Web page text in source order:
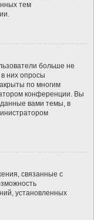
тем
больше не
них опросы
по многим
конференции. Вы
вами темы, в
связанные с
установленных